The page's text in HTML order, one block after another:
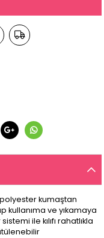
kumaştan
kullanıma ve yıkamaya
ile kılıfı rahatlıkla